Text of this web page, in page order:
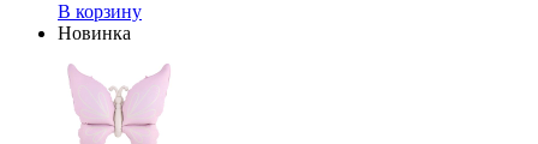
В корзину
Новинка